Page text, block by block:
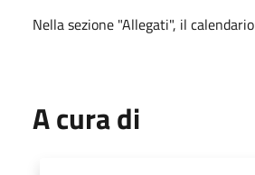
Nella sezione "Allegati", il calendario
A cura di